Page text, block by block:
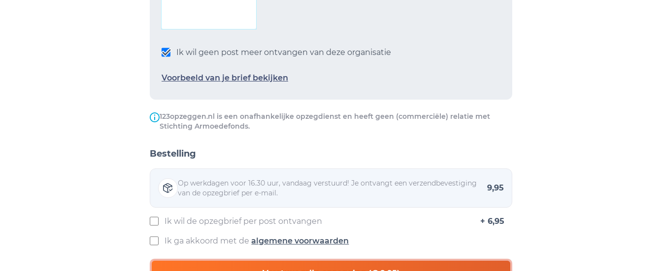
Ik wil geen post meer ontvangen van deze organisatie
Voorbeeld van je brief bekijken
123opzeggen.nl is een onafhankelijke opzegdienst en heeft geen (commerciële) relatie met
Stichting Armoedefonds.
Bestelling
Op werkdagen voor 16.30 uur, vandaag verstuurd! Je ontvangt een verzendbevestiging
van de opzegbrief per e-mail.
9,95
Ik wil de opzegbrief per post ontvangen + 6,95
Ik ga akkoord met dealgemene voorwaarden